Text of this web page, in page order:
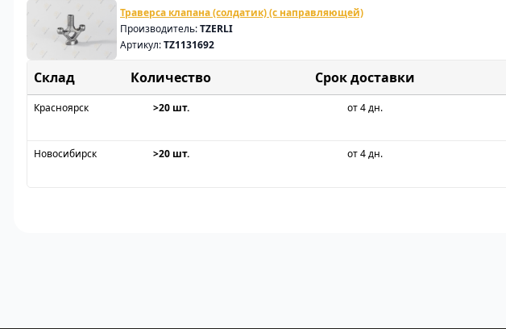
Траверса клапана (солдатик) (с направляющей)
Производитель:TZERLI
Артикул:TZ1131692
Склад Срок доставки
Красноярск >20 шт. от 4 дн.
Новосибирск
>20 шт. от 4 дн.